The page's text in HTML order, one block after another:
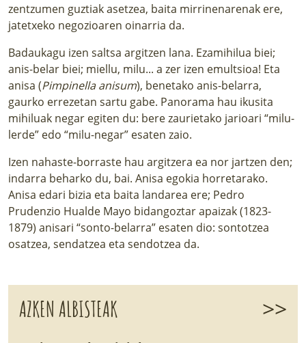
zentzumen guztiak asetzea, baita mirrinenarenak ere,
jatetxeko negozioaren oinarria da.
Badaukagu izen saltsa argitzen lana. Ezamihilua biei;
anis-belar biei; miellu, milu... a zer izen emultsioa! Eta
anisa (Pimpinella anisum), benetako anis-belarra,
gaurko errezetan sartu gabe. Panorama hau ikusita
mihiluak negar egiten du: bere zaurietako jarioari “milu-
lerde” edo “milu-negar” esaten zaio.
Izen nahaste-borraste hau argitzera ea nor jartzen den;
indarra beharko du, bai. Anisa egokia horretarako.
Anisa edari bizia eta baita landarea ere; Pedro
Prudenzio Hualde Mayo bidangoztar apaizak (1823-
1879) anisari “sonto-belarra” esaten dio: sontotzea
osatzea, sendatzea eta sendotzea da.
AZKEN ALBISTEAK >>